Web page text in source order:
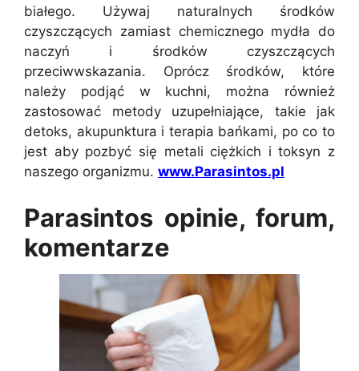
białego. Używaj naturalnych środków
czyszczących zamiast chemicznego mydła do
naczyń i środków czyszczących
przeciwwskazania. Oprócz środków, które
należy podjąć w kuchni, można również
zastosować metody uzupełniające, takie jak
detoks, akupunktura i terapia bańkami, po co to
jest aby pozbyć się metali ciężkich i toksyn z
naszego organizmu. www.Parasintos.pl
Parasintos opinie, forum,
komentarze